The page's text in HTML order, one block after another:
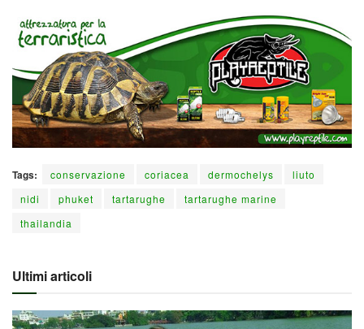
Tags: conservazione coriacea dermochelys
liuto
nidi
phuket tartarughe
tartarughe marine
thailandia
Ultimi articoli